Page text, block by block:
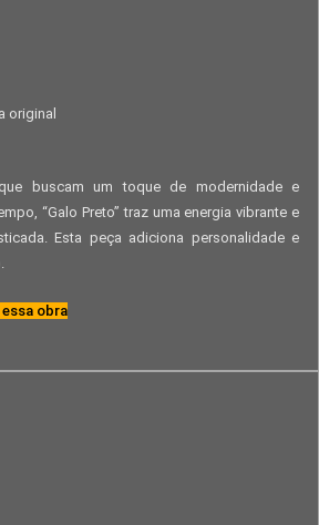
original
buscam um toque de modernidade e
“Galo Preto” traz uma energia vibrante e
Esta peça adiciona personalidade e
obra